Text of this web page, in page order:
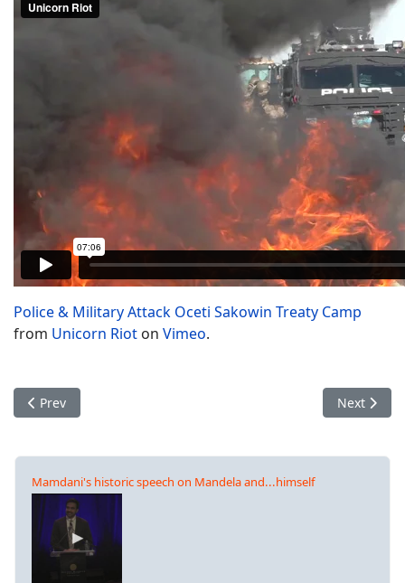
Police & Military Attack Oceti Sakowin Treaty Camp
from Unicorn Riot on Vimeo.
Previous article: ΣΥΝΕΔΡΙΑΣΗ ΤΗΣ ΕΠΙΤΡΟΠΗΣ ΑΛΗΘΕΙΑΣ
Prev Next
Next
Mamdani's historic speech on Mandela and...himself